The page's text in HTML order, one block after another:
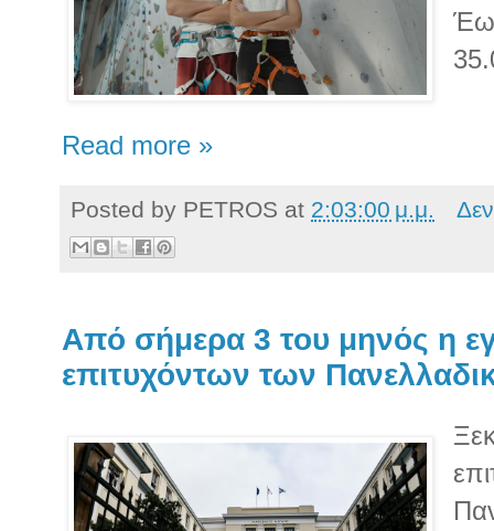
Read more »
Posted by PETROS at 2:03:00 μ.μ.
Από σήμερα 3 του μηνός η
επιτυχόντων των